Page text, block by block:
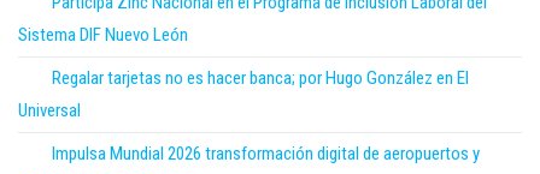
Sistema DIF Nuevo León
Regalar tarjetas no es hacer banca; por Hugo González en El
Universal
Impulsa Mundial 2026 transformación digital de aeropuertos y